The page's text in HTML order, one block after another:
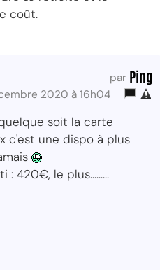
coût.
par Ping
2020 à 16h04
soit la carte
c'est une dispo à plus
: 420€, le plus.........